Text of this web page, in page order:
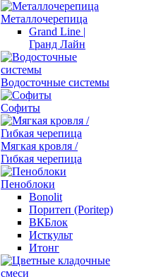
Металлочерепица
Grand Line |
Гранд Лайн
Водосточные системы
Софиты
Мягкая кровля /
Гибкая черепица
Пеноблоки
Bonolit
Поритеп (Poritep)
ВКБлок
Исткульт
Итонг